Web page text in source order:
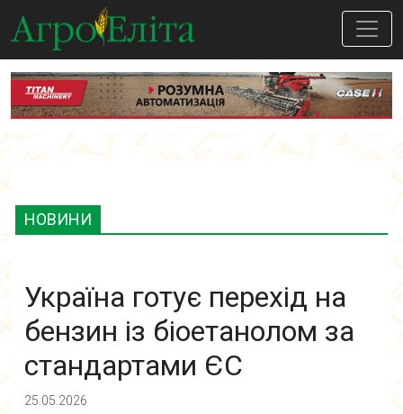
НОВИНИ
Україна готує перехід на
бензин із біоетанолом за
стандартами ЄС
25.05.2026